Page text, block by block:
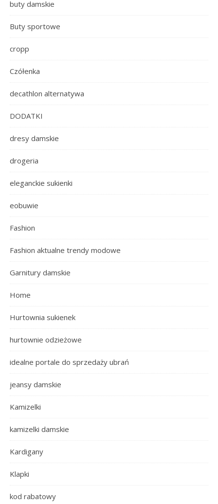
buty damskie
Buty sportowe
cropp
Czółenka
decathlon alternatywa
DODATKI
dresy damskie
drogeria
eleganckie sukienki
eobuwie
Fashion
Fashion aktualne trendy modowe
Garnitury damskie
Home
Hurtownia sukienek
hurtownie odzieżowe
idealne portale do sprzedaży ubrań
jeansy damskie
Kamizelki
kamizelki damskie
Kardigany
Klapki
kod rabatowy